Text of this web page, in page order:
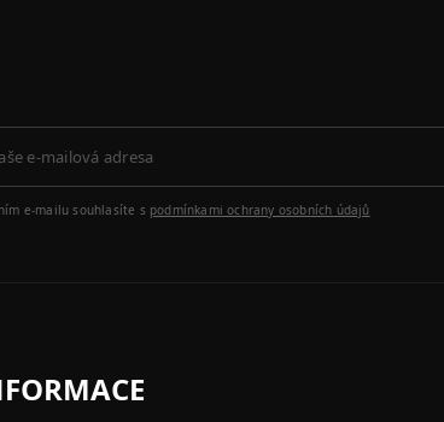
e-mailu souhlasíte s podmínkami ochrany osobních údajů